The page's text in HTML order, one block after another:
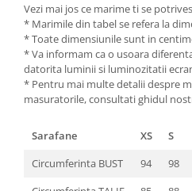
Vezi mai jos ce marime ti se
* Marimile din tabel se refera la
* Toate dimensiunile sunt in
* Va informam ca o usoara
datorita luminii si luminozitatii
* Pentru mai multe detalii despre
masuratorile, consultati ghidul
Sarafane XS S
Circumferinta BUST
94 98